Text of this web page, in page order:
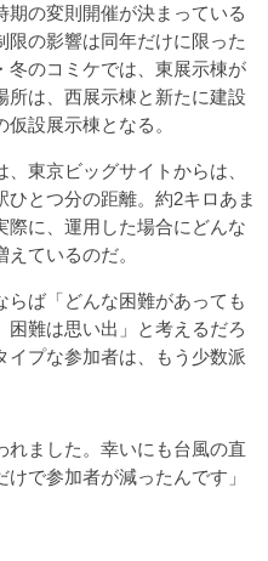
の変則開催が決まっている
限の影響は同年だけに限った
冬のコミケでは、東展示棟が
所は、西展示棟と新たに建設
設展示棟となる。
東京ビッグサイトからは、
とつ分の距離。約2キロあま
際に、運用した場合にどんな
ているのだ。
ば「どんな困難があっても
難は思い出」と考えるだろ
イプな参加者は、もう少数派
れました。幸いにも台風の直
で参加者が減ったんです」